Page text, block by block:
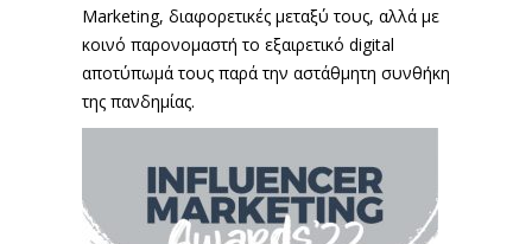
Μarketing, διαφορετικές μεταξύ τους, αλλά με
κοινό παρονομαστή το εξαιρετικό digital
αποτύπωμά τους παρά την αστάθμητη συνθήκη
της πανδημίας.